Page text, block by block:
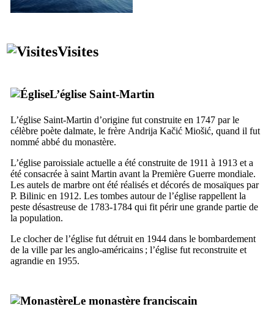
Visites
L’église Saint-Martin
L’église Saint-Martin d’origine fut construite en 1747 par le
célèbre poète dalmate, le frère Andrija Kačić Miošić, quand il fut
nommé abbé du monastère.
L’église paroissiale actuelle a été construite de 1911 à 1913 et a
été consacrée à saint Martin avant la Première Guerre mondiale.
Les autels de marbre ont été réalisés et décorés de mosaïques par
P. Bilinic en 1912. Les tombes autour de l’église rappellent la
peste désastreuse de 1783-1784 qui fit périr une grande partie de
la population.
Le clocher de l’église fut détruit en 1944 dans le bombardement
de la ville par les anglo-américains ; l’église fut reconstruite et
agrandie en 1955.
Le monastère franciscain